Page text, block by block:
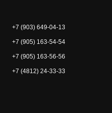
+7 (903) 649-04-13
+7 (905) 163-54-54
+7 (905) 163-56-56
+7 (4812) 24-33-33